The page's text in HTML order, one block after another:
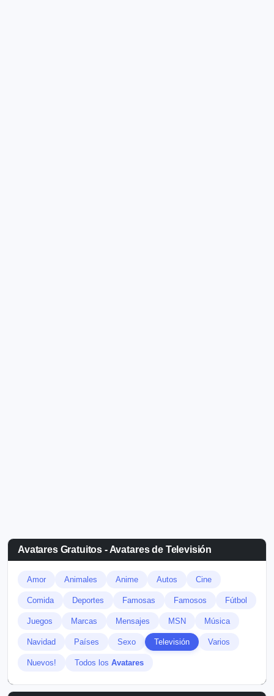
Avatares Gratuitos - Avatares de Televisión
Amor Animales Anime Autos Cine
Comida Deportes Famosas Famosos Fútbol
Juegos Marcas Mensajes MSN Música
Navidad Países Sexo Televisión Varios
Nuevos! Todos los Avatares